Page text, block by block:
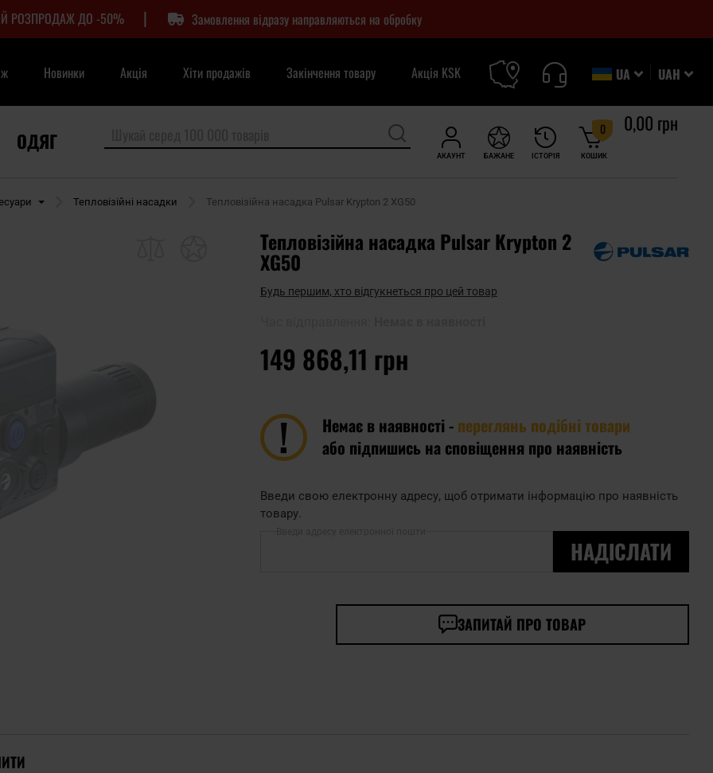
РОЗПРОДАЖ ДО -50% | Замовлення відразу направляються на обробку
UAH
UA
Новинки Акція Хіти продажів Закінчення товару Акція KSK
АКАУНТ ІСТОРІЯ
БАЖАНЕ КОШИК
0 0,00 грн
ОДЯГ
Тепловізійні насадки Тепловізійна насадка Pulsar Krypton 2 XG50
Тепловізійна насадка Pulsar Krypton 2
XG50
Будь першим, хто відгукнеться про цей товар
149 868,11 грн
Немає в наявності - переглянь подібні товари
або підпишись на сповіщення про наявність
Введи свою електронну адресу, щоб отримати інформацію про наявність
товару.
НАДІСЛАТИ
ЗАПИТАЙ ПРО ТОВАР